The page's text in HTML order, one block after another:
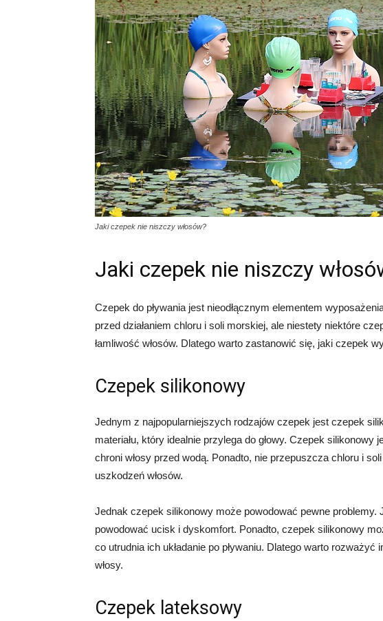
Jaki czepek nie niszczy włosów?
Jaki czepek nie niszczy
Czepek do pływania jest nieodłącznym elementem
przed działaniem chloru i soli morskiej, ale niestety niektóre
łamliwość włosów. Dlatego warto zastanowić się, jaki czepek
Czepek silikonowy
Jednym z najpopularniejszych rodzajów czepek jest czepek
materiału, który idealnie przylega do głowy. Czepek
chroni włosy przed wodą. Ponadto, nie przepuszcza chloru i
uszkodzeń włosów.
Jednak czepek silikonowy może powodować pewne problemy.
powodować ucisk i dyskomfort. Ponadto, czepek silikonowy
co utrudnia ich układanie po pływaniu. Dlatego warto rozważyć
włosy.
Czepek lateksowy